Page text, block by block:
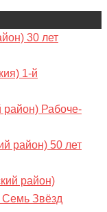
30 лет
1-й
район) Рабоче-
район) 50 лет
район)
Звёзд